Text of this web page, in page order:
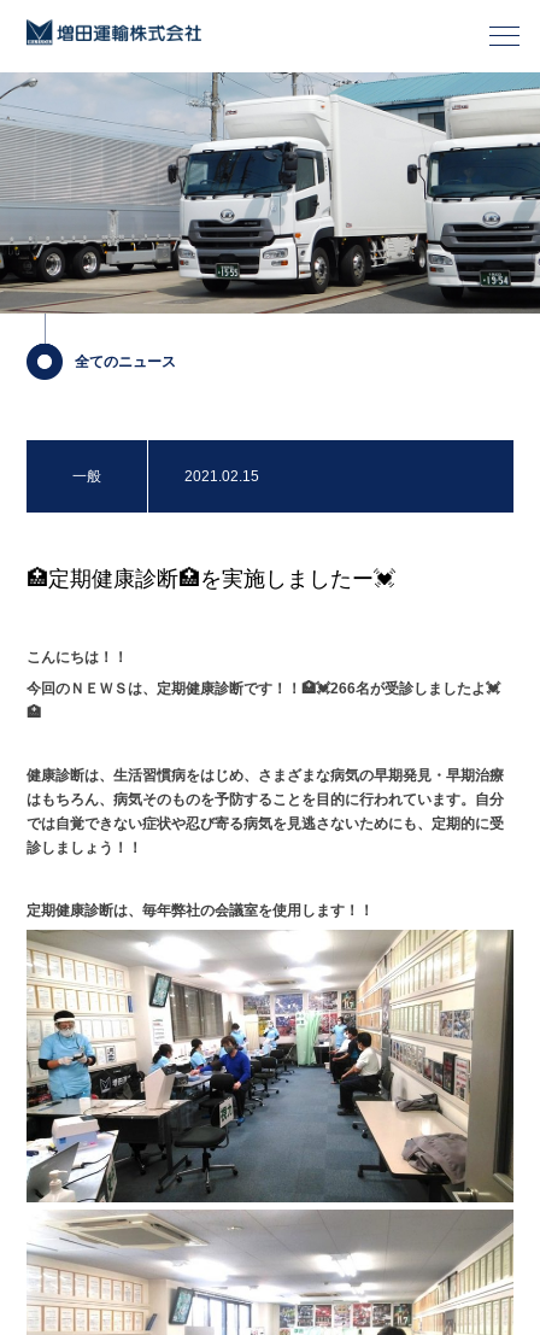
全てのニュース
一般 2021.02.15
🏥定期健康診断🏥を実施しましたー💓
こんにちは！！
今回のＮＥＷＳは、定期健康診断です！！🏥💓266名が受診しましたよ💓
🏥
健康診断は、生活習慣病をはじめ、さまざまな病気の早期発見・早期治療
はもちろん、病気そのものを予防することを目的に行われています。自分
では自覚できない症状や忍び寄る病気を見逃さないためにも、定期的に受
診しましょう！！
定期健康診断は、毎年弊社の会議室を使用します！！